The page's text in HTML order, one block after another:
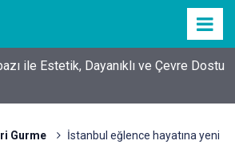
ile Estetik, Dayanıklı ve Çevre Dostu
Gurme
İstanbul eğlence hayatına yeni